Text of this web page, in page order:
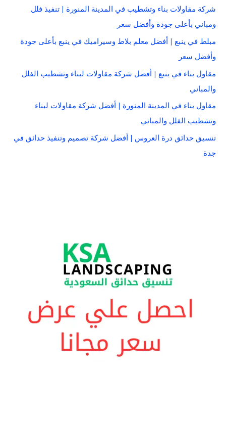
شركة مقاولات بناء وتشطيب في المدينة المنورة | تنفيذ فلل
ومباني بأعلى جودة وأفضل سعر
مبلط في ينبع | أفضل معلم بلاط وسيراميك في ينبع بأعلى جودة
وأفضل سعر
مقاول بناء في ينبع | أفضل شركة مقاولات لبناء وتشطيب الفلل
والمباني
مقاول بناء في المدينة المنورة | أفضل شركة مقاولات لبناء
وتشطيب الفلل والمباني
تنسيق حدائق درة العروس | أفضل شركة تصميم وتنفيذ حدائق في
جدة